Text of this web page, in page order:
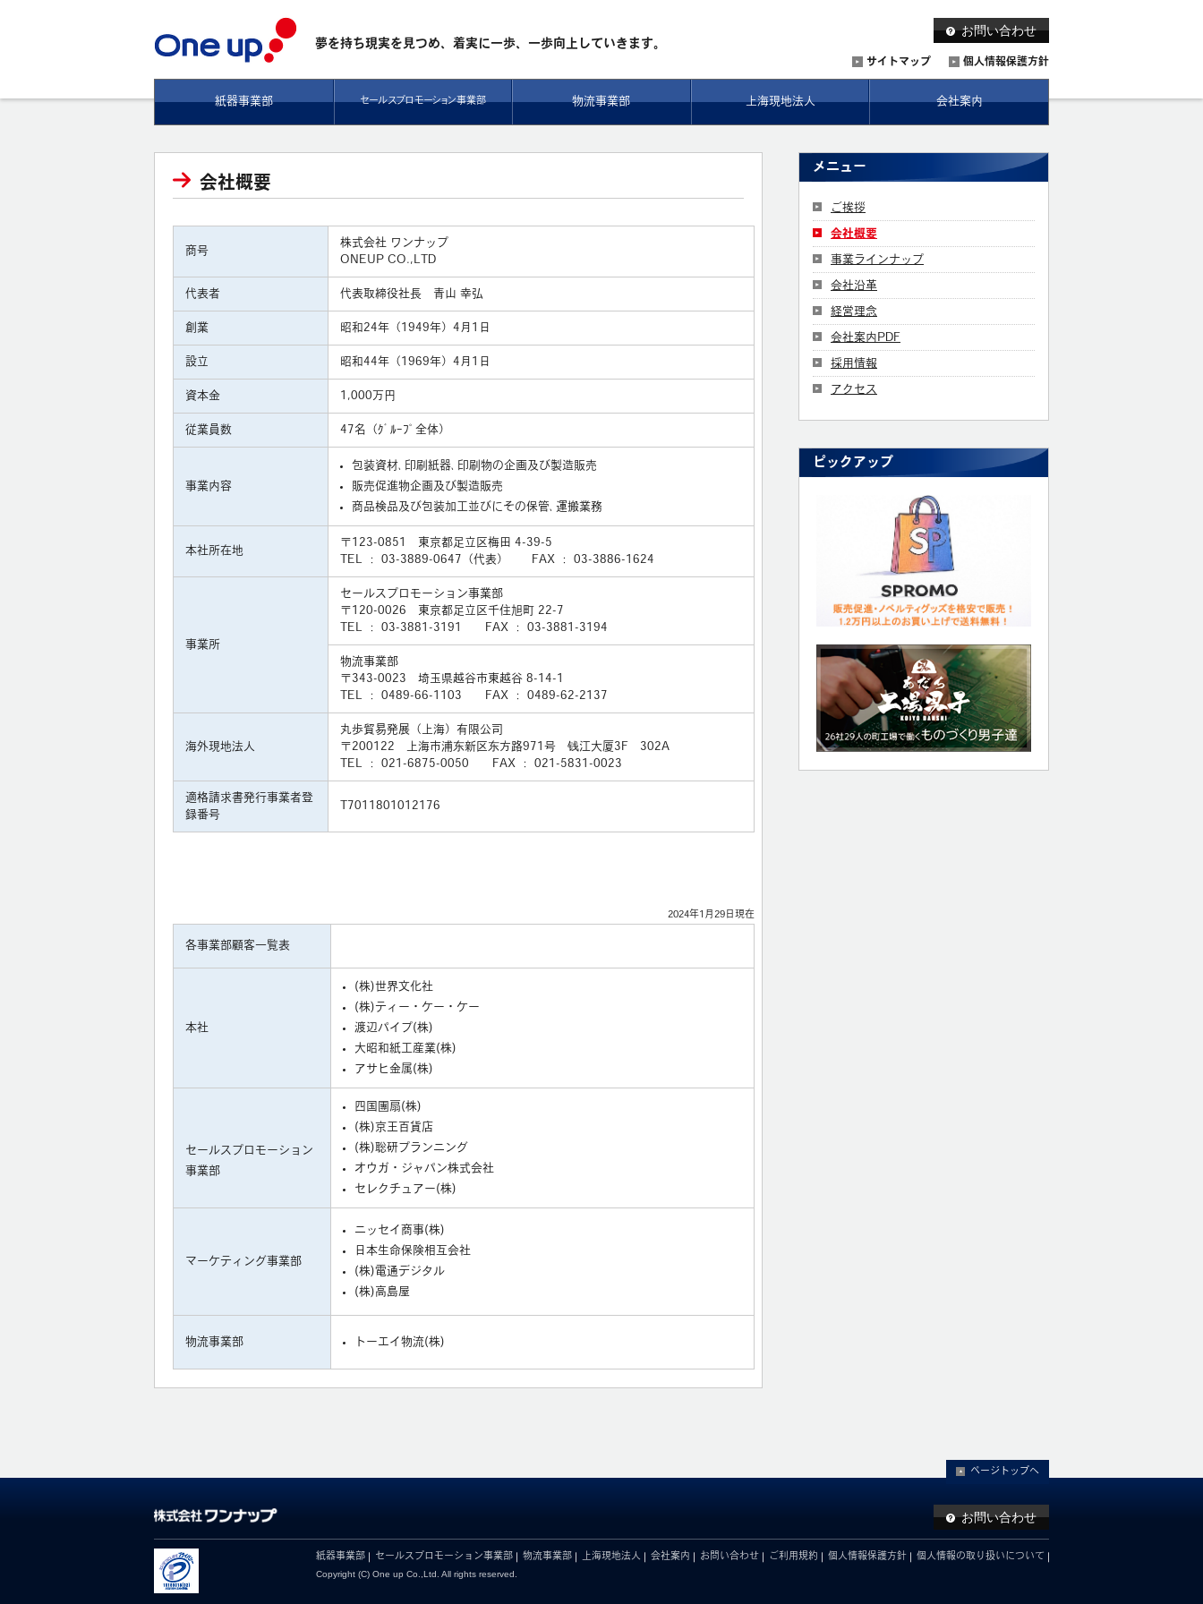
夢を持ち現実を見つめ、 着実に一歩、一歩向上していきます。
お問い合わせ
サイトマップ 個人情報保護方針
紙器事業部 セールスプロモーション事業部 物流事業部 上海現地法人 会社案内
会社概要
商号
株式会社 ワンナップ
ONEUP CO.,LTD
代表者 代表取締役社長 青山 幸弘
創業 昭和24年（1949年）4月1日
設立 昭和44年（1969年）4月1日
資本金 1,000万円
従業員数 47名（ｸﾞﾙｰﾌﾟ全体）
事業内容
包装資材､印刷紙器､印刷物の企画及び製造販売
販売促進物企画及び製造販売
商品検品及び包装加工並びにその保管､運搬業務
本社所在地
〒123-0851 東京都足立区梅田 4-39-5
TEL ： 03-3889-0647（代表） FAX ： 03-3886-1624
事業所
セールスプロモーション事業部
〒120-0026 東京都足立区千住旭町 22-7
TEL ： 03-3881-3191 FAX ： 03-3881-3194
物流事業部
〒343-0023 埼玉県越谷市東越谷 8-14-1
TEL ： 0489-66-1103 FAX ： 0489-62-2137
海外現地法人
丸歩貿易発展（上海）有限公司
〒200122 上海市浦东新区东方路971号 钱江大厦3F 302A
TEL ： 021-6875-0050 FAX ： 021-5831-0023
適格請求書発行事業者登
録番号
T7011801012176
2024年1月29日現在
各事業部顧客一覧表
本社
(株)世界文化社
(株)ティー・ケー・ケー
渡辺パイプ(株)
大昭和紙工産業(株)
アサヒ金属(株)
セールスプロモーション
事業部
四国團扇(株)
(株)京王百貨店
(株)聡研プランニング
オウガ・ジャパン株式会社
セレクチュアー(株)
マーケティング事業部
ニッセイ商事(株)
日本生命保険相互会社
(株)電通デジタル
(株)高島屋
物流事業部 トーエイ物流(株)
メニュー
ご挨拶
会社概要
事業ラインナップ
会社沿革
経営理念
会社案内PDF
採用情報
アクセス
ピックアップ
ページトップへ
お問い合わせ
紙器事業部 セールスプロモーション事業部 物流事業部 上海現地法人 会社案内 お問い合わせ ご利用規約 個人情報保護方針
個人情報の取り扱いについて
Copyright (C) One up Co.,Ltd. All rights reserved.